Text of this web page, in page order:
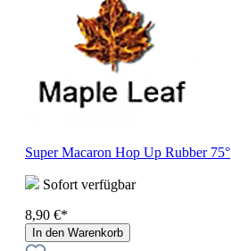
Super Macaron Hop Up Rubber 75°
Sofort verfügbar
8,90 €*
In den Warenkorb